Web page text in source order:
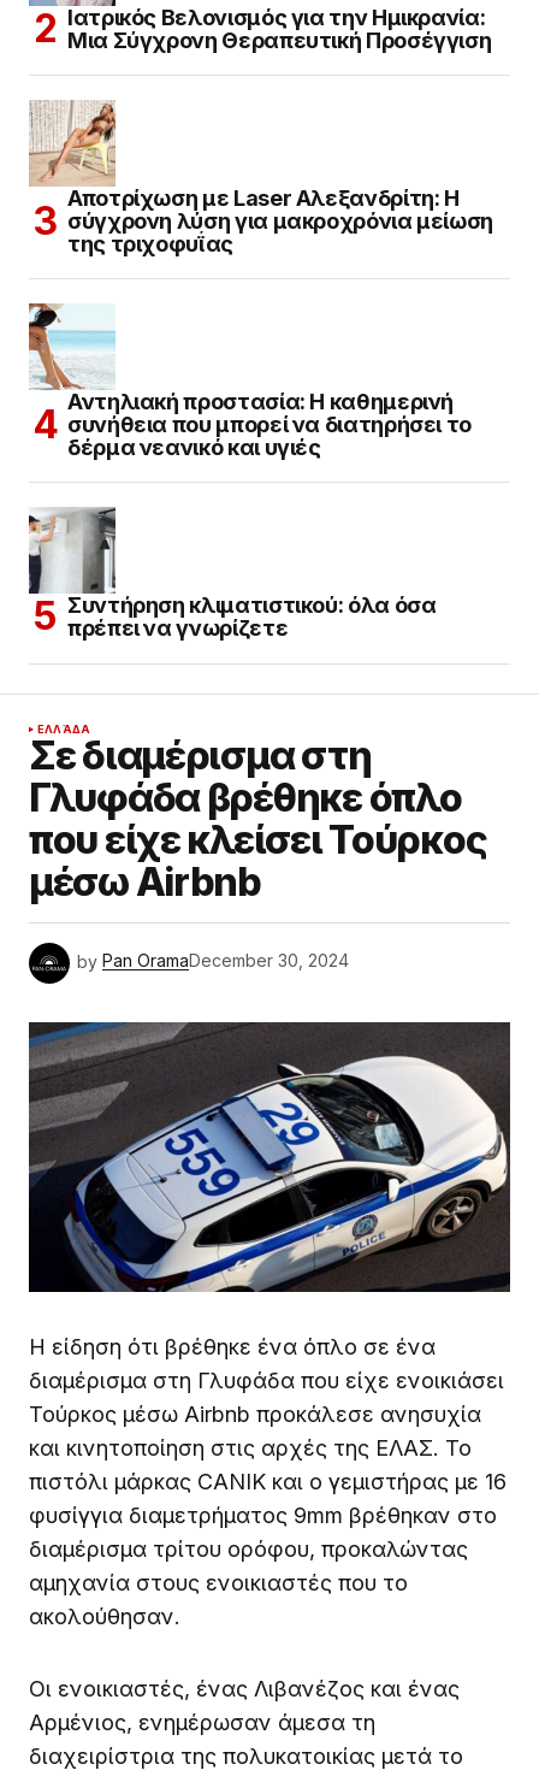
Ιατρικός Βελονισμός για την Ημικρανία:
Μια Σύγχρονη Θεραπευτική Προσέγγιση
Αποτρίχωση με Laser Αλεξανδρίτη: Η
σύγχρονη λύση για μακροχρόνια μείωση
της τριχοφυΐας
Αντηλιακή προστασία: Η καθημερινή
συνήθεια που μπορεί να διατηρήσει το
δέρμα νεανικό και υγιές
Συντήρηση κλιματιστικού: όλα όσα
πρέπει να γνωρίζετε
ΕΛΛΆΔΑ
Σε διαμέρισμα στη
Γλυφάδα βρέθηκε όπλο
που είχε κλείσει Τούρκος
μέσω Airbnb
by Pan OramaDecember 30, 2024
Η είδηση ότι βρέθηκε ένα όπλο σε ένα
διαμέρισμα στη Γλυφάδα που είχε ενοικιάσει
Τούρκος μέσω Airbnb προκάλεσε ανησυχία
και κινητοποίηση στις αρχές της ΕΛΑΣ. Το
πιστόλι μάρκας CANIK και ο γεμιστήρας με 16
φυσίγγια διαμετρήματος 9mm βρέθηκαν στο
διαμέρισμα τρίτου ορόφου, προκαλώντας
αμηχανία στους ενοικιαστές που το
ακολούθησαν.
Οι ενοικιαστές, ένας Λιβανέζος και ένας
Αρμένιος, ενημέρωσαν άμεσα τη
διαχειρίστρια της πολυκατοικίας μετά το